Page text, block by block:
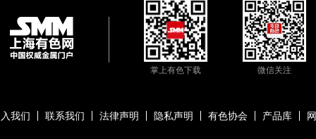
掌上有色下载 微信关注
我们 联系我们 法律声明 隐私声明 有色协会 产品库